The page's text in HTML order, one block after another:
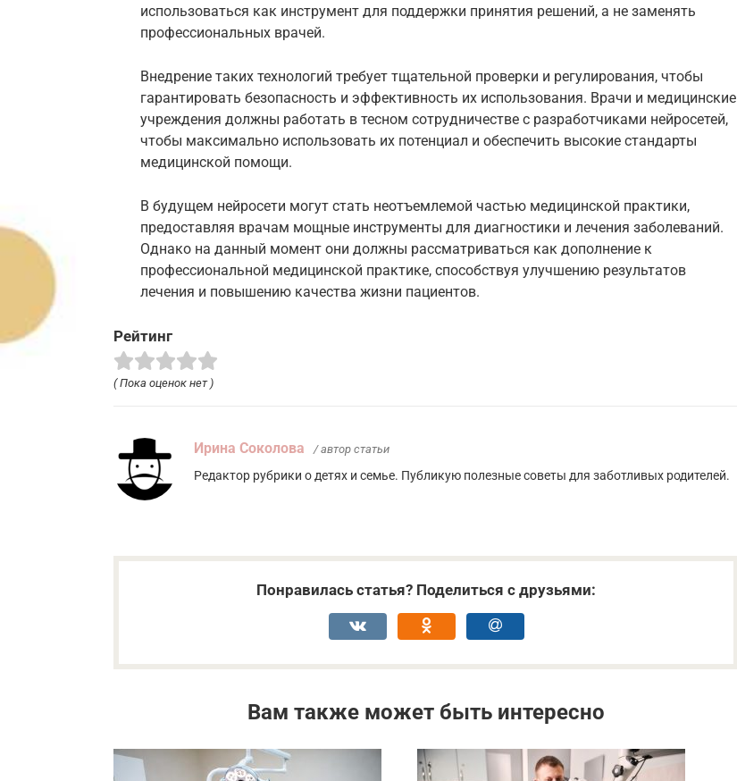
использоваться как инструмент для поддержки принятия решений, а не заменять
профессиональных врачей.
Внедрение таких технологий требует тщательной проверки и регулирования, чтобы
гарантировать безопасность и эффективность их использования. Врачи и медицинские
учреждения должны работать в тесном сотрудничестве с разработчиками нейросетей,
чтобы максимально использовать их потенциал и обеспечить высокие стандарты
медицинской помощи.
В будущем нейросети могут стать неотъемлемой частью медицинской практики,
предоставляя врачам мощные инструменты для диагностики и лечения заболеваний.
Однако на данный момент они должны рассматриваться как дополнение к
профессиональной медицинской практике, способствуя улучшению результатов
лечения и повышению качества жизни пациентов.
Рейтинг
( Пока оценок нет )
Ирина Соколова / автор статьи
Редактор рубрики о детях и семье. Публикую полезные советы для заботливых родителей.
Понравилась статья? Поделиться с друзьями:
Вам также может быть интересно